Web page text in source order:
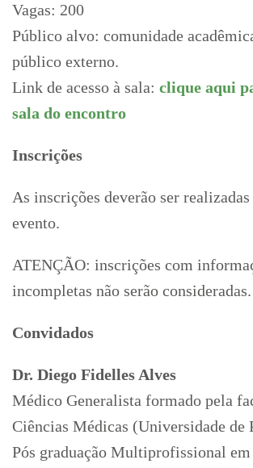
Vagas: 200
Público alvo: comunidade
público externo.
Link de acesso à sala: clique aqui
sala do encontro
Inscrições
As inscrições deverão ser
evento.
ATENÇÃO: inscrições com
incompletas não serão consideradas.
Convidados
Dr. Diego Fidelles Alves
Médico Generalista formado pela
Ciências Médicas (Universidade de
Pós graduação Multiprofissional em